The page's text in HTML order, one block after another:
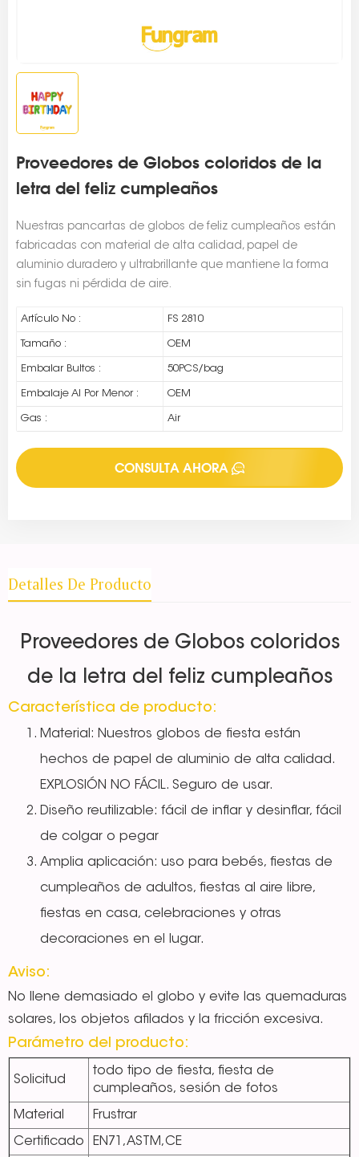
Proveedores de Globos coloridos de la
letra del feliz cumpleaños
Nuestras pancartas de globos de feliz cumpleaños están
fabricadas con material de alta calidad, papel de
aluminio duradero y ultrabrillante que mantiene la forma
sin fugas ni pérdida de aire.
Artículo No : FS 2810
Tamaño : OEM
Embalar Bultos : 50PCS/bag
Embalaje Al Por Menor : OEM
Gas : Air
CONSULTA AHORA
Detalles De Producto
Proveedores de Globos coloridos
de la letra del feliz cumpleaños
Característica de producto:
Material: Nuestros globos de fiesta están
hechos de papel de aluminio de alta calidad.
EXPLOSIÓN NO FÁCIL. Seguro de usar.
Diseño reutilizable: fácil de inflar y desinflar, fácil
de colgar o pegar
Amplia aplicación: uso para bebés, fiestas de
cumpleaños de adultos, fiestas al aire libre,
fiestas en casa, celebraciones y otras
decoraciones en el lugar.
Aviso:
No llene demasiado el globo y evite las quemaduras
solares, los objetos afilados y la fricción excesiva.
Parámetro del producto:
Solicitud
todo tipo de fiesta, fiesta de
cumpleaños, sesión de fotos
Material Frustrar
Certificado EN71,ASTM,CE